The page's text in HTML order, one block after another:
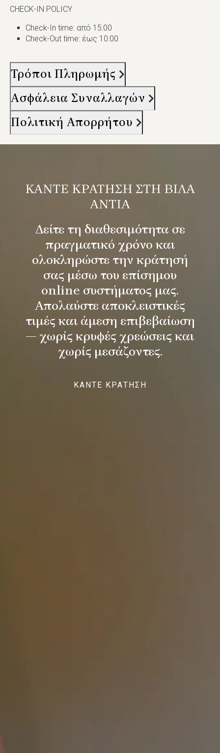
CHECK-IN POLICY
Check-In time: από 15:00
Check-Out time: έως 10:00
Τρόποι Πληρωμής
Ασφάλεια Συναλλαγών
Πολιτική Απορρήτου
ΚΆΝΤΕ ΚΡΑΤΗΣΗ ΣΤΗ ΒΙΛΑ
ΑΝΤΙΑ
Δείτε τη διαθεσιμότητα σε
πραγματικό χρόνο και
ολοκληρώστε την κράτησή
σας μέσω του επίσημου
online συστήματος μας.
Απολαύστε αποκλειστικές
τιμές και άμεση επιβεβαίωση
— χωρίς κρυφές χρεώσεις και
χωρίς μεσάζοντες.
ΚΑΝΤΕ ΚΡΑΤΗΣΗ